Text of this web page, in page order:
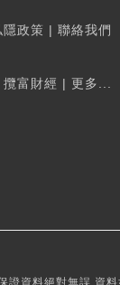
隱政策 | 聯絡我們
攬富財經 | 更多...